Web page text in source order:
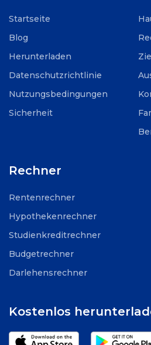
Startseite
Blog
Herunterladen
Datenschutzrichtlinie
Nutzungsbedingungen
Sicherheit
Rechner
Rentenrechner
Hypothekenrechner
Studienkreditrechner
Budgetrechner
Darlehensrechner
Kostenlos